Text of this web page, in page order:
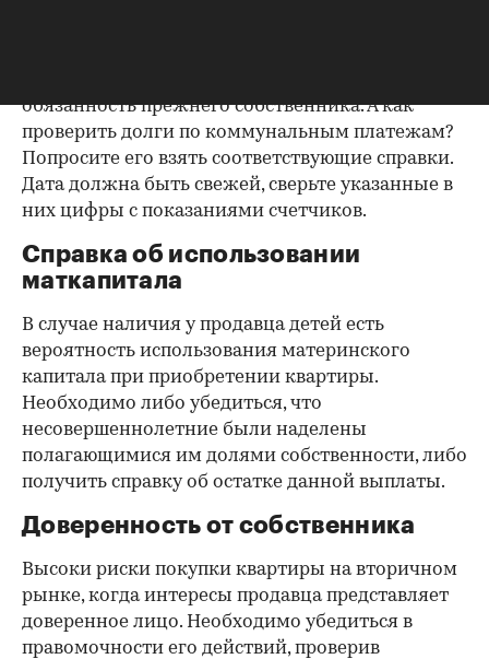
обязанность прежнего собственника. А как
проверить долги по коммунальным платежам?
Попросите его взять соответствующие справки.
Дата должна быть свежей, сверьте указанные в
них цифры с показаниями счетчиков.
Справка об использовании
маткапитала
В случае наличия у продавца детей есть
вероятность использования материнского
капитала при приобретении квартиры.
Необходимо либо убедиться, что
несовершеннолетние были наделены
полагающимися им долями собственности, либо
получить справку об остатке данной выплаты.
Доверенность от собственника
Высоки риски покупки квартиры на вторичном
рынке, когда интересы продавца представляет
доверенное лицо. Необходимо убедиться в
правомочности его действий, проверив